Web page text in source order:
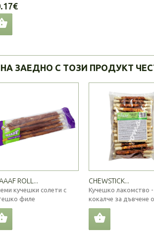
ЗАЕДНО С ТОЗИ ПРОДУКТ
ROLL...
кучешки солети с
филе
CHEWSTICK...
Кучешко лакомство -
кокалче за дъвчене